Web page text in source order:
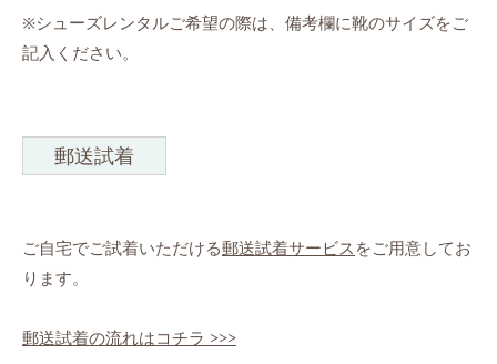
※シューズレンタルご希望の際は、備考欄に靴のサイズをご
記入ください。
郵送試着
ご自宅でご試着いただける郵送試着サービス をご用意してお
ります。
郵送試着の流れはコチラ >>>